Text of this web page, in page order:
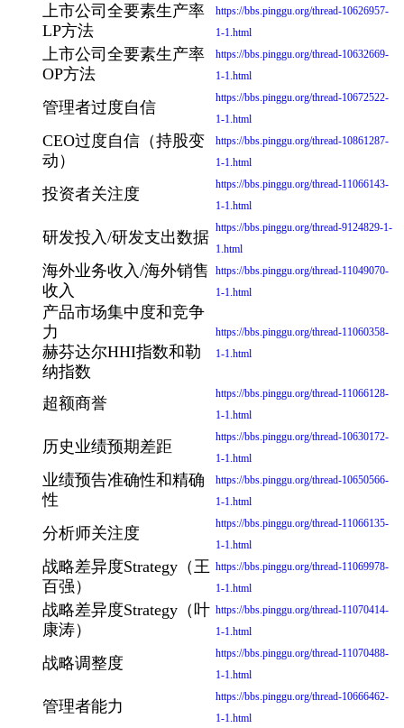
上市公司全要素生产率
LP方法
https://bbs.pinggu.org/thread-10626957-
1-1.html
上市公司全要素生产率
OP方法
https://bbs.pinggu.org/thread-10632669-
1-1.html
管理者过度自信
https://bbs.pinggu.org/thread-10672522-
1-1.html
CEO过度自信（持股变
动）
https://bbs.pinggu.org/thread-10861287-
1-1.html
投资者关注度
https://bbs.pinggu.org/thread-11066143-
1-1.html
研发投入/研发支出数据
https://bbs.pinggu.org/thread-9124829-1-
1.html
海外业务收入/海外销售
收入
https://bbs.pinggu.org/thread-11049070-
1-1.html
产品市场集中度和竞争
力
https://bbs.pinggu.org/thread-11060358-
1-1.html
赫芬达尔HHI指数和勒
纳指数
超额商誉
https://bbs.pinggu.org/thread-11066128-
1-1.html
历史业绩预期差距
https://bbs.pinggu.org/thread-10630172-
1-1.html
业绩预告准确性和精确
性
https://bbs.pinggu.org/thread-10650566-
1-1.html
分析师关注度
https://bbs.pinggu.org/thread-11066135-
1-1.html
战略差异度Strategy（王
百强）
https://bbs.pinggu.org/thread-11069978-
1-1.html
战略差异度Strategy（叶
康涛）
https://bbs.pinggu.org/thread-11070414-
1-1.html
战略调整度
https://bbs.pinggu.org/thread-11070488-
1-1.html
管理者能力
https://bbs.pinggu.org/thread-10666462-
1-1.html